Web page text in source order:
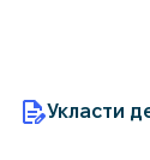
Укласти